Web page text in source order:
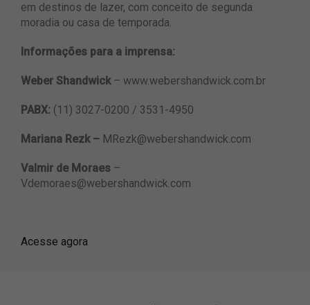
em destinos de lazer, com conceito de segunda
moradia ou casa de temporada.
Informações para a imprensa:
Weber Shandwick – www.webershandwick.com.br
PABX: (11) 3027-0200 / 3531-4950
Mariana Rezk – MRezk@webershandwick.com
Valmir de Moraes –
Vdemoraes@webershandwick.com
Acesse agora